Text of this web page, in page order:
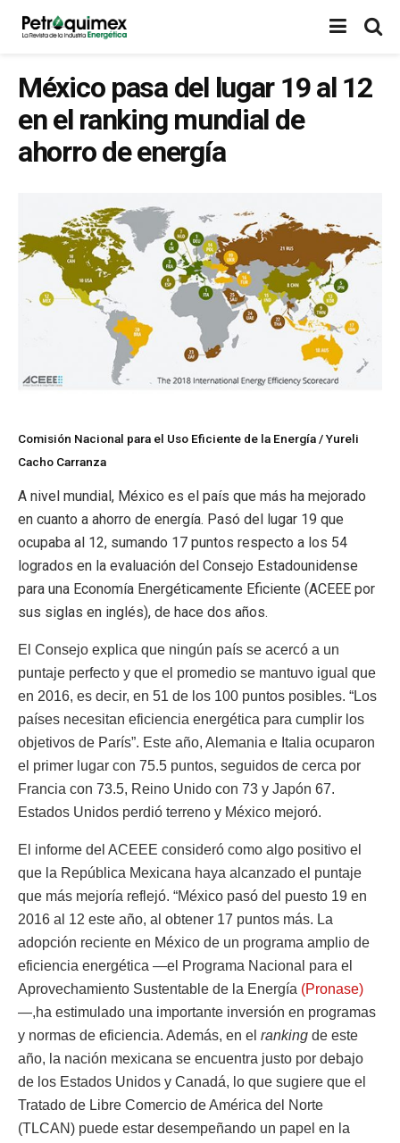
México pasa del lugar 19 al 12
en el ranking mundial de
ahorro de energía
Comisión Nacional para el Uso Eficiente de la Energía / Yureli
Cacho Carranza
A nivel mundial, México es el país que más ha mejorado
en cuanto a ahorro de energía. Pasó del lugar 19 que
ocupaba al 12, sumando 17 puntos respecto a los 54
logrados en la evaluación del Consejo Estadounidense
para una Economía Energéticamente Eficiente (ACEEE por
sus siglas en inglés), de hace dos años.
El Consejo explica que ningún país se acercó a un
puntaje perfecto y que el promedio se mantuvo igual que
en 2016, es decir, en 51 de los 100 puntos posibles. “Los
países necesitan eficiencia energética para cumplir los
objetivos de París”. Este año, Alemania e Italia ocuparon
el primer lugar con 75.5 puntos, seguidos de cerca por
Francia con 73.5, Reino Unido con 73 y Japón 67.
Estados Unidos perdió terreno y México mejoró.
El informe del ACEEE consideró como algo positivo el
que la República Mexicana haya alcanzado el puntaje
que más mejoría reflejó. “México pasó del puesto 19 en
2016 al 12 este año, al obtener 17 puntos más. La
adopción reciente en México de un programa amplio de
eficiencia energética —el Programa Nacional para el
Aprovechamiento Sustentable de la Energía (Pronase)
—,ha estimulado una importante inversión en programas
y normas de eficiencia. Además, en el ranking de este
año, la nación mexicana se encuentra justo por debajo
de los Estados Unidos y Canadá, lo que sugiere que el
Tratado de Libre Comercio de América del Norte
(TLCAN) puede estar desempeñando un papel en la